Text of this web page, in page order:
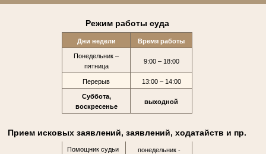
Режим работы суда
Дни недели Время работы
Понедельник –
пятница
9:00 – 18:00
Перерыв 13:00 – 14:00
Суббота,
воскресенье
выходной
Прием исковых заявлений, заявлений, ходатайств и пр.
Помощник судьи
понедельник -